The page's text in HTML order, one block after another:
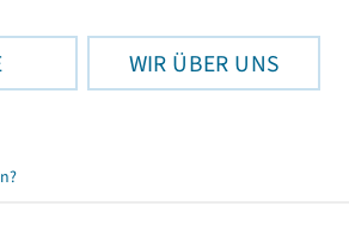
WIR ÜBER UNS